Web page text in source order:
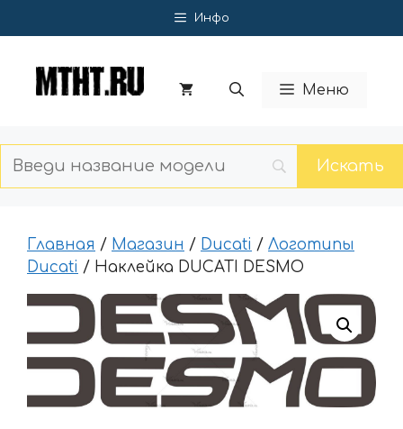
к
Инфо
Меню
Главная / Магазин / Ducati / Логотипы
Ducati / Наклейка DUCATI DESMO